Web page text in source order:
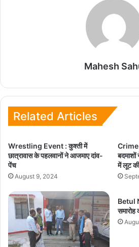
Mahesh
Related Articles
Wrestling Event : कुश्ती में
छात्रावास के पहलवानों ने आजमाए दांव-
पेंच
August 9, 2024
Crime
बदमाशों
में लूट
Betul
समारोह